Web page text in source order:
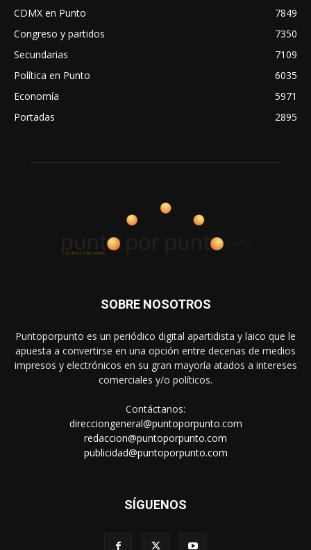
CDMX en Punto
7849
Congreso y partidos
7350
Secundarias
7109
Política en Punto
6035
Economía
5971
Portadas
2895
SOBRE NOSOTROS
Puntoporpunto es un periódico digital apartidista y laico que le
apuesta a convertirse en una opción entre decenas de medios
impresos y electrónicos en su gran mayoría atados a intereses
comerciales y/o políticos.
Contáctanos:
direcciongeneral@puntoporpunto.com
redaccion@puntoporpunto.com
publicidad@puntoporpunto.com
SÍGUENOS